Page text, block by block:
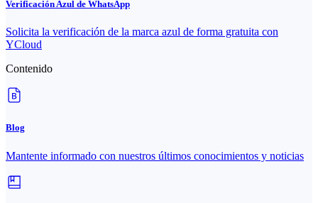
Verificación Azul de WhatsApp
Solicita la verificación de la marca azul de forma gratuita con
YCloud
Contenido
Blog
Mantente informado con nuestros últimos conocimientos y noticias